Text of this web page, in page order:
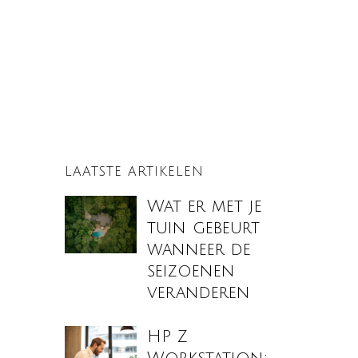
LAATSTE ARTIKELEN
Wat er met je
tuin gebeurt
wanneer de
seizoenen
veranderen
HP Z